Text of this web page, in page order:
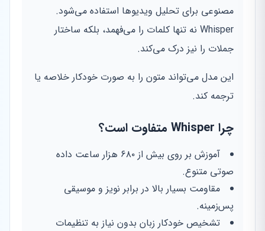
مصنوعی برای تحلیل ویدیوها استفاده می‌شود.
Whisper نه تنها کلمات را می‌فهمد، بلکه ساختار
جملات را نیز درک می‌کند.
این مدل می‌تواند متون را به صورت خودکار خلاصه یا
ترجمه کند.
چرا Whisper متفاوت است؟
آموزش بر روی بیش از ۶۸۰ هزار ساعت داده
صوتی متنوع.
مقاومت بسیار بالا در برابر نویز و موسیقی
پس‌زمینه.
تشخیص خودکار زبان بدون نیاز به تنظیمات